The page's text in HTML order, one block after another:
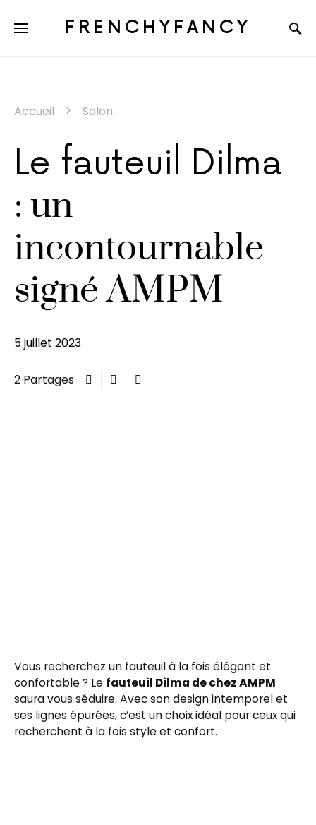
FRENCHYFANCY
Accueil Salon
Le fauteuil Dilma
: un
incontournable
signé AMPM
5 juillet 2023
2 Partages
Vous recherchez un fauteuil à la fois élégant et
confortable ? Le fauteuil Dilma de chez AMPM
saura vous séduire. Avec son design intemporel et
ses lignes épurées, c’est un choix idéal pour ceux qui
recherchent à la fois style et confort.